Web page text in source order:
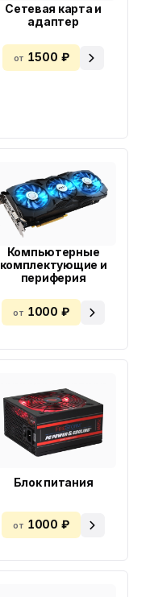
Сетевая карта и
адаптер
от 1500 ₽
Компьютерные
комплектующие и
периферия
от 1000 ₽
Блок питания
от 1000 ₽